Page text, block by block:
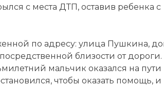
с места ДТП, оставив ребенка с
по адресу: улица Пушкина,
близости от дороги.
мальчик оказался на пути
чтобы оказать помощь, и